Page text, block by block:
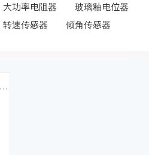
大功率电阻器
玻璃釉电位器
转速传感器
倾角传感器
RMK型片式膜固定电阻器（宇高）